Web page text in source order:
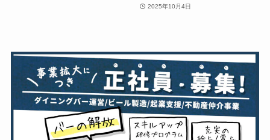
2025年10月4日